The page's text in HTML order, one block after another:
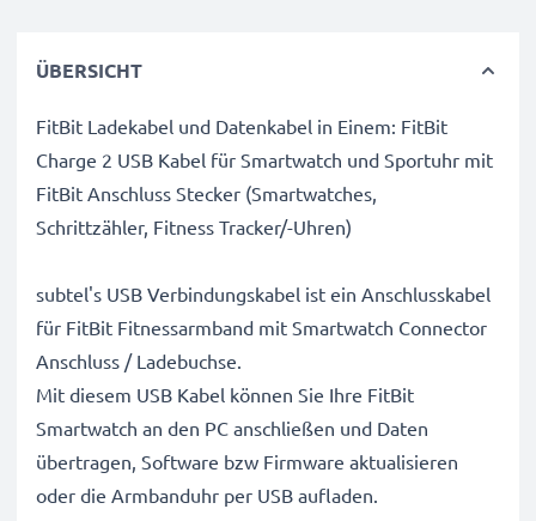
ÜBERSICHT
FitBit Ladekabel und Datenkabel in Einem: FitBit
Charge 2 USB Kabel für Smartwatch und Sportuhr mit
FitBit Anschluss Stecker (Smartwatches,
Schrittzähler, Fitness Tracker/-Uhren)
subtel's USB Verbindungskabel ist ein Anschlusskabel
für FitBit Fitnessarmband mit Smartwatch Connector
Anschluss / Ladebuchse.
Mit diesem USB Kabel können Sie Ihre FitBit
Smartwatch an den PC anschließen und Daten
übertragen, Software bzw Firmware aktualisieren
oder die Armbanduhr per USB aufladen.